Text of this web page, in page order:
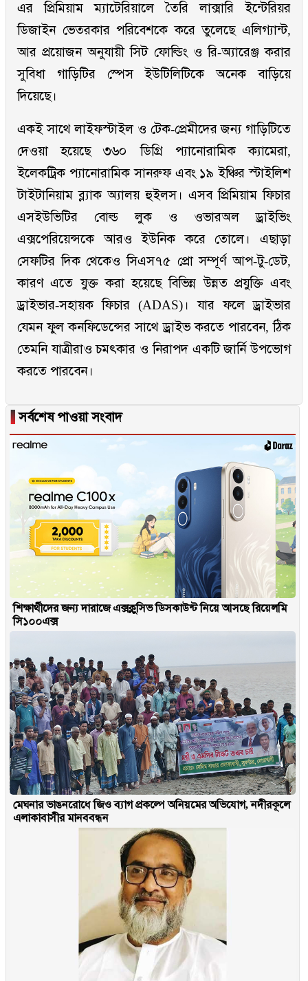
এর প্রিমিয়াম ম্যাটেরিয়ালে তৈরি লাক্সারি ইন্টেরিয়র
ডিজাইন ভেতরকার পরিবেশকে করে তুলেছে এলিগ্যান্ট,
আর প্রয়োজন অনুযায়ী সিট ফোল্ডিং ও রি-অ্যারেঞ্জ করার
সুবিধা গাড়িটির স্পেস ইউটিলিটিকে অনেক বাড়িয়ে
দিয়েছে।
একই সাথে লাইফস্টাইল ও টেক-প্রেমীদের জন্য গাড়িটিতে
দেওয়া হয়েছে ৩৬০ ডিগ্রি প্যানোরামিক ক্যামেরা,
ইলেকট্রিক প্যানোরামিক সানরুফ এবং ১৯ ইঞ্চির স্টাইলিশ
টাইটানিয়াম ব্ল্যাক অ্যালয় হুইলস। এসব প্রিমিয়াম ফিচার
এসইউভিটির বোল্ড লুক ও ওভারঅল ড্রাইভিং
এক্সপেরিয়েন্সকে আরও ইউনিক করে তোলে। এছাড়া
সেফটির দিক থেকেও সিএস৭৫ প্রো সম্পূর্ণ আপ-টু-ডেট,
কারণ এতে যুক্ত করা হয়েছে বিভিন্ন উন্নত প্রযুক্তি এবং
ড্রাইভার-সহায়ক ফিচার (ADAS)। যার ফলে ড্রাইভার
যেমন ফুল কনফিডেন্সের সাথে ড্রাইভ করতে পারবেন, ঠিক
তেমনি যাত্রীরাও চমৎকার ও নিরাপদ একটি জার্নি উপভোগ
করতে পারবেন।
▐সর্বশেষ পাওয়া সংবাদ
শিক্ষার্থীদের জন্য দারাজে এক্সক্লুসিভ ডিসকাউন্ট নিয়ে আসছে রিয়েলমি
সি১০০এক্স
মেঘনার ভাঙনরোধে জিও ব্যাগ প্রকল্পে অনিয়মের অভিযোগ, নদীরকূলে
এলাকাবাসীর মানববন্ধন